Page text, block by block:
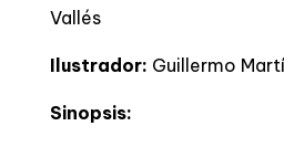
Vallés
Ilustrador: Guillermo
Sinopsis: